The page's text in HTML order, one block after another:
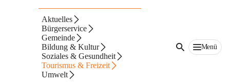
Aktuelles
Bürgerservice
Gemeinde
Bildung & Kultur
Soziales & Gesundheit
Tourismus & Freizeit
Umwelt
Menü
Ortsmusikkapelle St. Nikolai ob
Draßling
@ortsmusikkapelle-st-nikolai-ob-drassling
Musikverein
In CITIES öffnen